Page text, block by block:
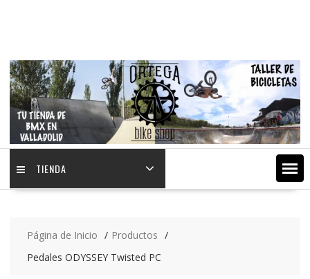
TIENDA
Página de Inicio
Productos
Pedales ODYSSEY Twisted PC